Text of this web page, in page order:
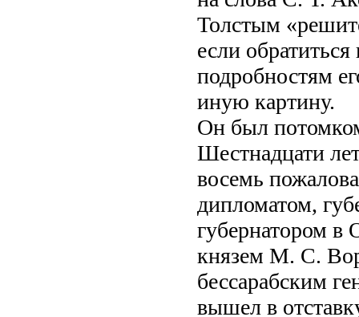
Толстым
если
подробностям
иную картину.
Он был
Шестнадцати
восемь
дипломатом,
губернатором в
князем М. С.
бессарабским
вышел в